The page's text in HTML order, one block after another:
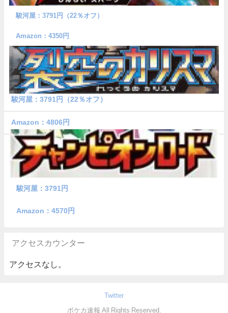
駿河屋：3791円（22％オフ）
Amazon：4350円
駿河屋：3791円（22％オフ）
Amazon：4806円
駿河屋：3791円
Amazon：4570円
アクセスカウンター
アクセスなし。
Twitter
ポケカ速報 All Rights Reserved.